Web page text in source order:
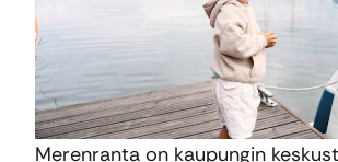
Merenranta on kaupungin